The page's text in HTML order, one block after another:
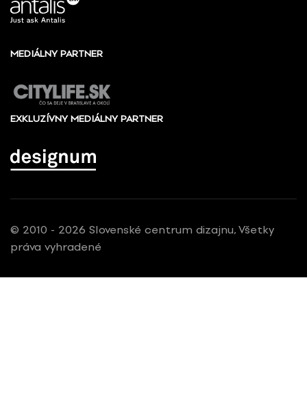
MEDIÁLNY PARTNER
EXKLUZÍVNY MEDIÁLNY PARTNER
© 2010 - 2026 Slovenské centrum dizajnu, Všetky
práva vyhradené